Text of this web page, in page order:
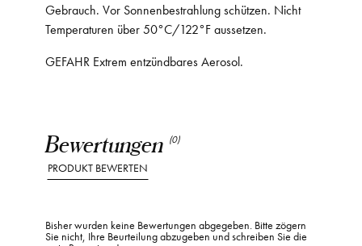
Bewertungen (0)
PRODUKT BEWERTEN
Bisher wurden keine Bewertungen abgegeben. Bitte zögern
Sie nicht, Ihre Beurteilung abzugeben und schreiben Sie die
Gebrauch. Vor Sonnenbestrahlung schützen. Nicht
Temperaturen über 50°C/122°F aussetzen.
GEFAHR Extrem entzündbares Aerosol.